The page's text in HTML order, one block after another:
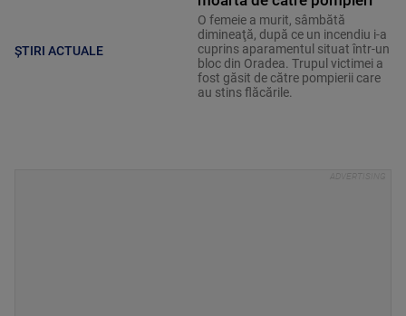
ȘTIRI ACTUALE
O femeie a murit, sâmbătă
dimineaţă, după ce un incendiu i-a
cuprins aparamentul situat într-un
bloc din Oradea. Trupul victimei a
fost găsit de către pompierii care
au stins flăcările.